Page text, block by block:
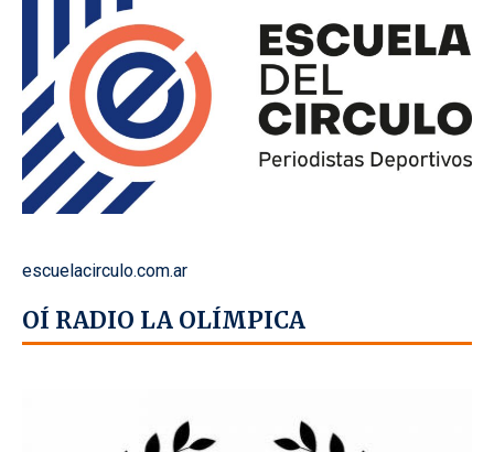
escuelacirculo.com.ar
OÍ RADIO LA OLÍMPICA